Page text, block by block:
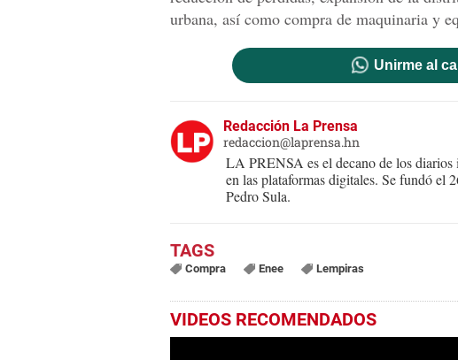
urbana, así como compra de maquinaria y
Unirme al
Redacción La Prensa
redaccion@laprensa.hn
LA PRENSA es el decano de los
en las plataformas digitales. Se fundó el
Pedro Sula.
Compra Enee Lempiras
VIDEOS RECOMENDADOS